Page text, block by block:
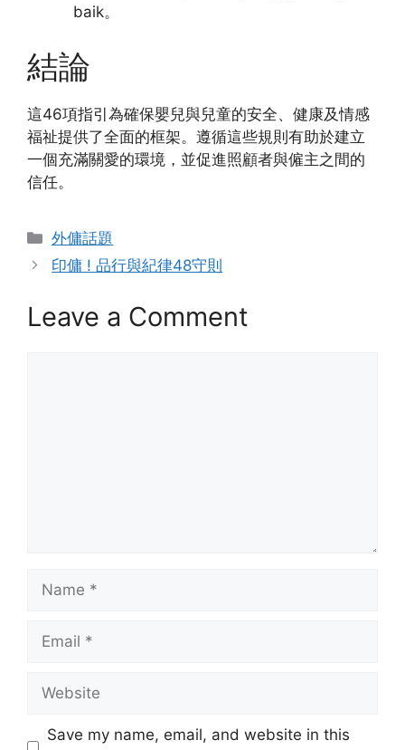
baik。
結論
這46項指引為確保嬰兒與兒童的安全、健康及情感
福祉提供了全面的框架。遵循這些規則有助於建立
一個充滿關愛的環境，並促進照顧者與僱主之間的
信任。
Categories
外傭話題
印傭 ! 品行與紀律48守則
Leave a Comment
Name
Email
Website
Save my name, email, and website in this